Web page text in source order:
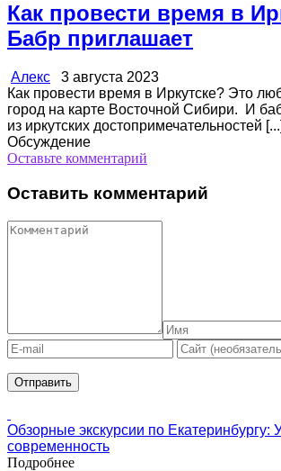
Как провести время в
Бабр приглашает
Алекс 3 августа 2023
Как провести время в Иркутске? Это
город на карте Восточной Сибири. И
из иркутских достопримечательностей [...]
Обсуждение
Оставьте комментарий
Оставить комментарий
Обзорные экскурсии по Екатеринбургу:
современность
Подробнее